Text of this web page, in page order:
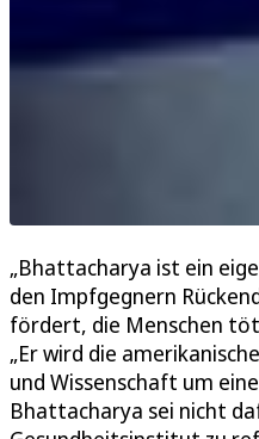
„Bhattacharya ist ein
den Impfgegnern
fördert, die Menschen
„Er wird die
und Wissenschaft um
Bhattacharya sei nicht